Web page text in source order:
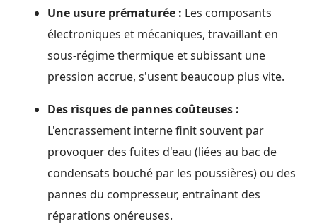
Une usure prématurée : Les composants
électroniques et mécaniques, travaillant en
sous-régime thermique et subissant une
pression accrue, s'usent beaucoup plus vite.
Des risques de pannes coûteuses :
L'encrassement interne finit souvent par
provoquer des fuites d'eau (liées au bac de
condensats bouché par les poussières) ou des
pannes du compresseur, entraînant des
réparations onéreuses.